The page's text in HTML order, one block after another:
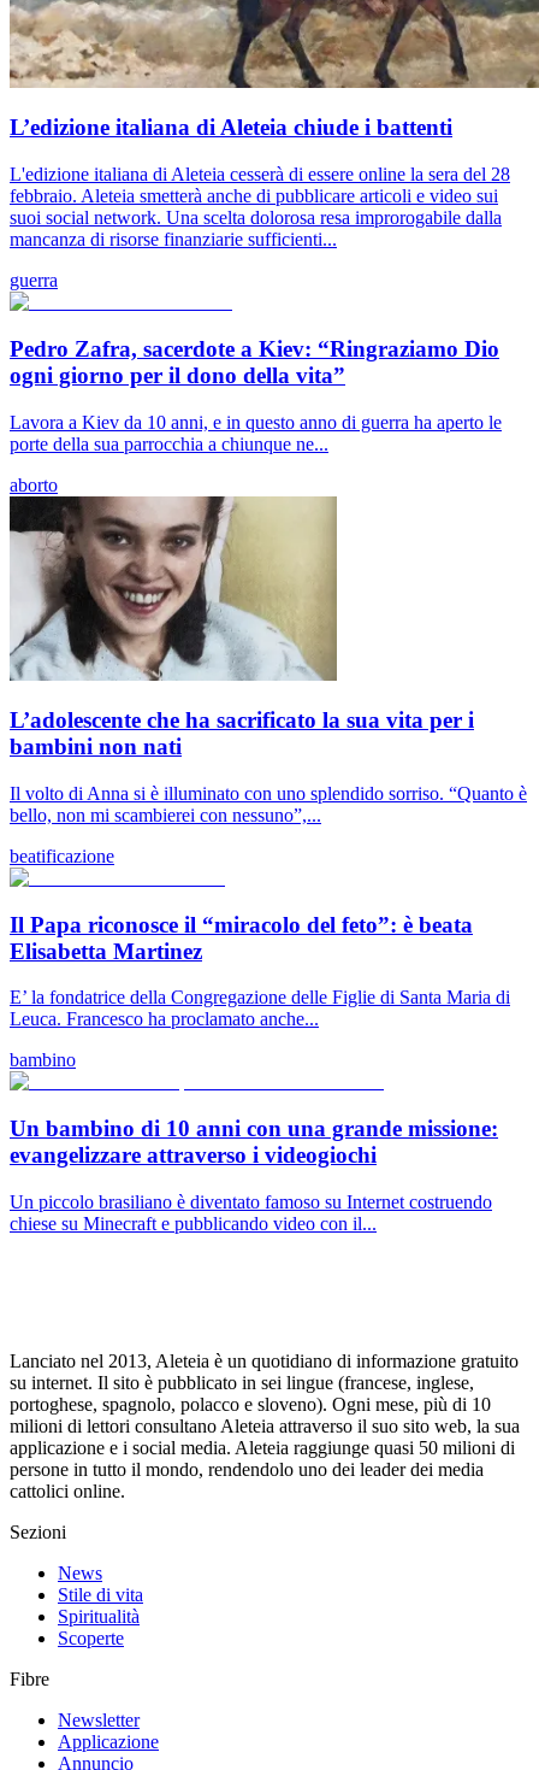
L’edizione italiana di Aleteia chiude i battenti
L'edizione italiana di Aleteia cesserà di essere online la sera del 28
febbraio. Aleteia smetterà anche di pubblicare articoli e video sui
suoi social network. Una scelta dolorosa resa improrogabile dalla
mancanza di risorse finanziarie sufficienti...
guerra
Pedro Zafra, sacerdote a Kiev: “Ringraziamo Dio
ogni giorno per il dono della vita”
Lavora a Kiev da 10 anni, e in questo anno di guerra ha aperto le
porte della sua parrocchia a chiunque ne...
aborto
L’adolescente che ha sacrificato la sua vita per i
bambini non nati
Il volto di Anna si è illuminato con uno splendido sorriso. “Quanto è
bello, non mi scambierei con nessuno”,...
beatificazione
Il Papa riconosce il “miracolo del feto”: è beata
Elisabetta Martinez
E’ la fondatrice della Congregazione delle Figlie di Santa Maria di
Leuca. Francesco ha proclamato anche...
bambino
Un bambino di 10 anni con una grande missione:
evangelizzare attraverso i videogiochi
Un piccolo brasiliano è diventato famoso su Internet costruendo
chiese su Minecraft e pubblicando video con il...
Lanciato nel 2013, Aleteia è un quotidiano di informazione gratuito
su internet. Il sito è pubblicato in sei lingue (francese, inglese,
portoghese, spagnolo, polacco e sloveno). Ogni mese, più di 10
milioni di lettori consultano Aleteia attraverso il suo sito web, la sua
applicazione e i social media. Aleteia raggiunge quasi 50 milioni di
persone in tutto il mondo, rendendolo uno dei leader dei media
cattolici online.
Sezioni
News
Stile di vita
Spiritualità
Scoperte
Fibre
Newsletter
Applicazione
Annuncio